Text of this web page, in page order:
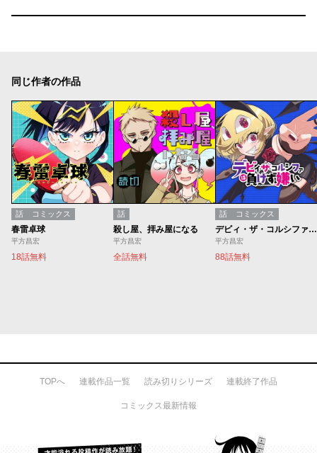
同じ作者の作品
話 コミックス
春雷卓球
平方昌宏
18話無料
話
殺し屋、拝み屋になる
平方昌宏
全話無料
話 コミックス
デビィ・ザ・コルシファは負けず嫌い
平方昌宏
88話無料
TOPへ 連載作品一覧 読み切りシリーズ 連載終了作品
コミックス最新情報